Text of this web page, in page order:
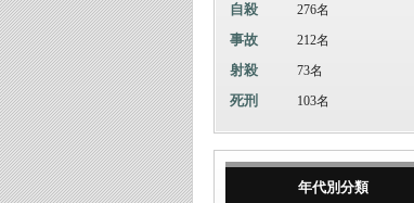
自殺 276名
事故 212名
射殺 73名
死刑 103名
年代別分類